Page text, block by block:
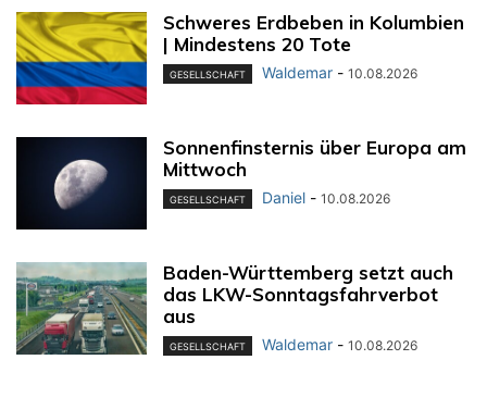
Schweres Erdbeben in Kolumbien
| Mindestens 20 Tote
GESELLSCHAFT Waldemar - 10.08.2026
Sonnenfinsternis über Europa am
Mittwoch
GESELLSCHAFT Daniel - 10.08.2026
Baden-Württemberg setzt auch
das LKW-Sonntagsfahrverbot
aus
GESELLSCHAFT Waldemar - 10.08.2026